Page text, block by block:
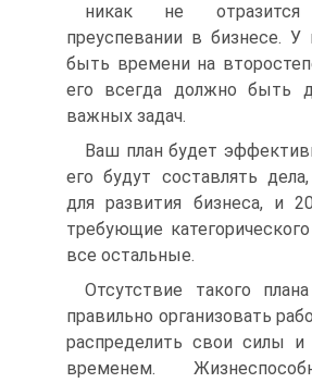
никак не
преуспевании в бизнесе.
быть времени на
его всегда должно быть
важных задач.
Ваш план будет
его будут составлять
для развития бизнеса, и
требующие
все остальные.
Отсутствие такого
правильно организовать
распределить свои силы и
временем.